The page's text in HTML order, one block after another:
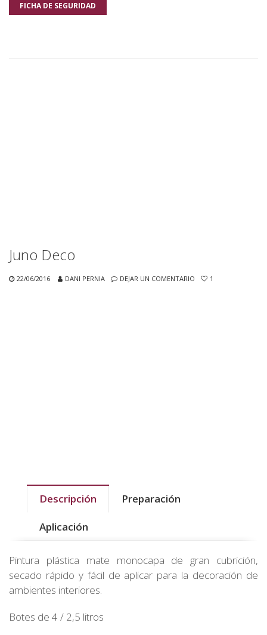
FICHA DE SEGURIDAD
Juno Deco
22/06/2016 DANI PERNIA DEJAR UN COMENTARIO 1
Descripción Preparación
Aplicación
Pintura plástica mate monocapa de gran cubrición,
secado rápido y fácil de aplicar para la decoración de
ambientes interiores.
Botes de 4 / 2,5 litros